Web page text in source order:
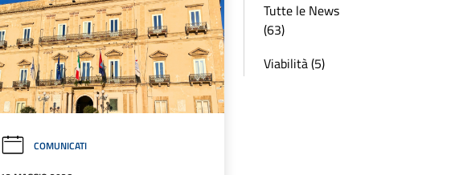
COMUNICATI
Tutte le News
(63)
Viabilità (5)